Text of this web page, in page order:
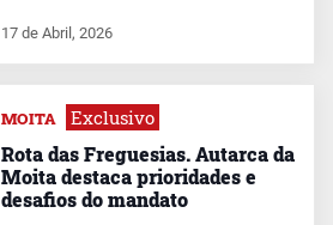
17 de Abril, 2026
MOITA Exclusivo
Rota das Freguesias. Autarca da
Moita destaca prioridades e
desafios do mandato